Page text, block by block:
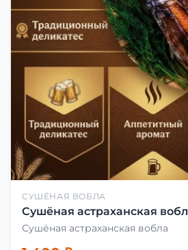
СУШЁНАЯ ВОБЛА
Сушёная астраханская
Сушёная астраханская вобла